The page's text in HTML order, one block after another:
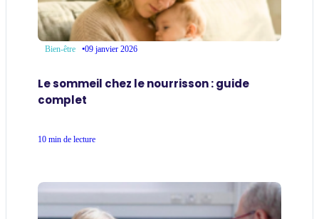
Bien-être •09 janvier 2026
Le sommeil chez le nourrisson : guide
complet
10 min de lecture